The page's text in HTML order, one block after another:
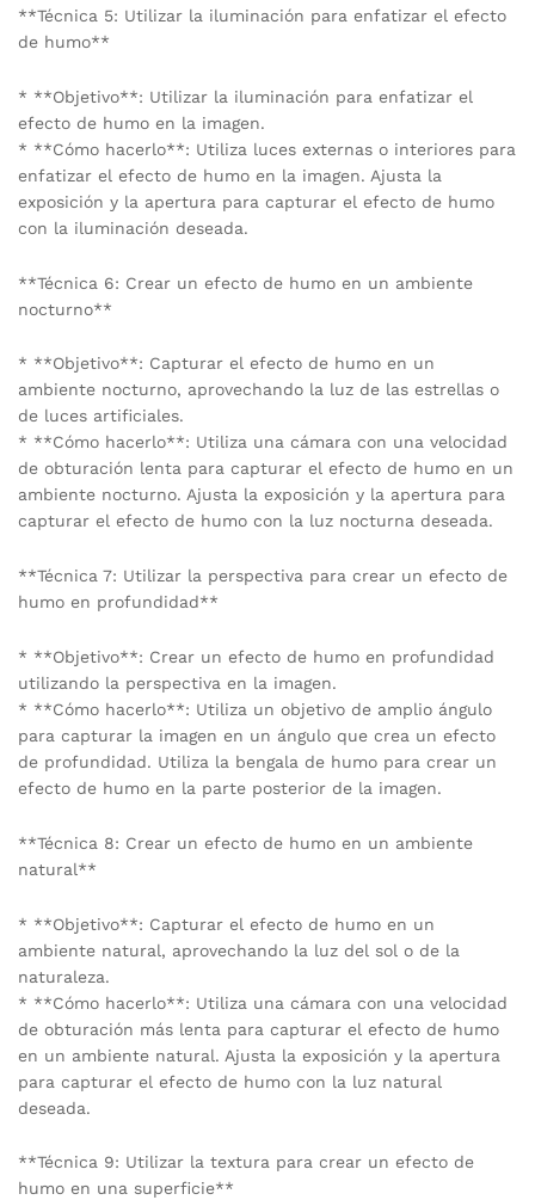
**Técnica 5: Utilizar la iluminación para enfatizar el efecto
de humo**
* **Objetivo**: Utilizar la iluminación para enfatizar el
efecto de humo en la imagen.
* **Cómo hacerlo**: Utiliza luces externas o interiores para
enfatizar el efecto de humo en la imagen. Ajusta la
exposición y la apertura para capturar el efecto de humo
con la iluminación deseada.
**Técnica 6: Crear un efecto de humo en un ambiente
nocturno**
* **Objetivo**: Capturar el efecto de humo en un
ambiente nocturno, aprovechando la luz de las estrellas o
de luces artificiales.
* **Cómo hacerlo**: Utiliza una cámara con una velocidad
de obturación lenta para capturar el efecto de humo en un
ambiente nocturno. Ajusta la exposición y la apertura para
capturar el efecto de humo con la luz nocturna deseada.
**Técnica 7: Utilizar la perspectiva para crear un efecto de
humo en profundidad**
* **Objetivo**: Crear un efecto de humo en profundidad
utilizando la perspectiva en la imagen.
* **Cómo hacerlo**: Utiliza un objetivo de amplio ángulo
para capturar la imagen en un ángulo que crea un efecto
de profundidad. Utiliza la bengala de humo para crear un
efecto de humo en la parte posterior de la imagen.
**Técnica 8: Crear un efecto de humo en un ambiente
natural**
* **Objetivo**: Capturar el efecto de humo en un
ambiente natural, aprovechando la luz del sol o de la
naturaleza.
* **Cómo hacerlo**: Utiliza una cámara con una velocidad
de obturación más lenta para capturar el efecto de humo
en un ambiente natural. Ajusta la exposición y la apertura
para capturar el efecto de humo con la luz natural
deseada.
**Técnica 9: Utilizar la textura para crear un efecto de
humo en una superficie**